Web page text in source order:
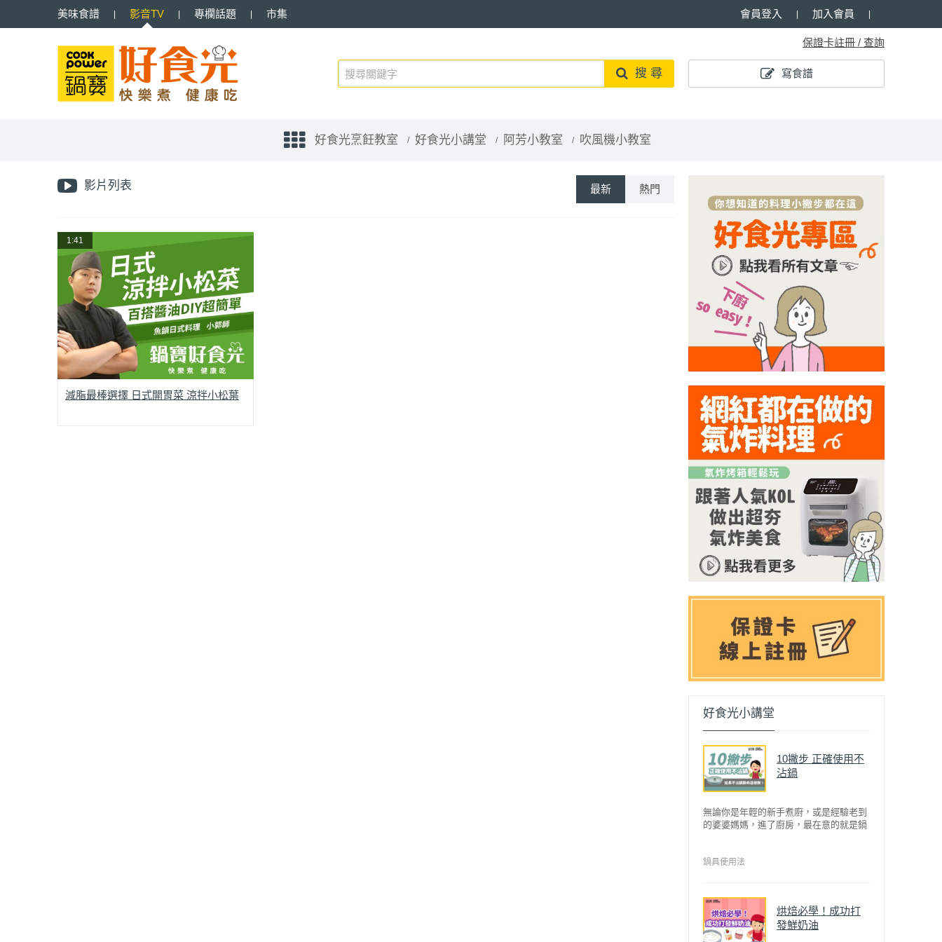
美味食譜 影音TV 專欄話題 市集 會員登入 加入會員
保證卡註冊 / 查詢
寫食譜
搜 尋
好食光烹飪教室 好食光小講堂 阿芳小教室 吹風機小教室
影片列表 最新 熱門
1:41
減脂最棒選擇 日式開胃菜 涼拌小松葉
好食光小講堂
10撇步 正確使用不
沾鍋
無論你是年輕的新手煮廚，或是經驗老到
的婆婆媽媽，進了廚房，最在意的就是鍋
的問題後，就深受普羅大眾的喜愛，而鍋
金鑽不沾系列的鍋具，更年年穩居銷售排
行榜的前幾名。然而如何用得正確、用得
久，本文歸納出10點小撇步，立馬告訴
您！
鍋具使用法
烘焙必學！成功打
發鮮奶油